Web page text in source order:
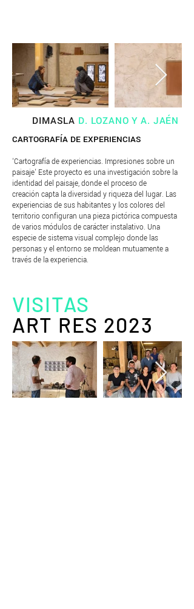
DIMASLA D. LOZANO Y A. JAÉN
CARTOGRAFÍA DE EXPERIENCIAS
‘Cartografía de experiencias. Impresiones sobre un
paisaje’ Este proyecto es una investigación sobre la
identidad del paisaje, donde el proceso de
creación capta la diversidad y riqueza del lugar. Las
experiencias de sus habitantes y los colores del
territorio configuran una pieza pictórica compuesta
de varios módulos de carácter instalativo. Una
especie de sistema visual complejo donde las
personas y el entorno se moldean mutuamente a
través de la experiencia.
VISITAS
ART RES 2023